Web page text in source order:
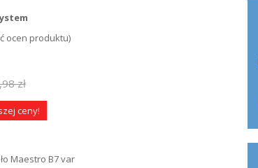
ocen produktu)
zł
ceny!
Maestro B7 var